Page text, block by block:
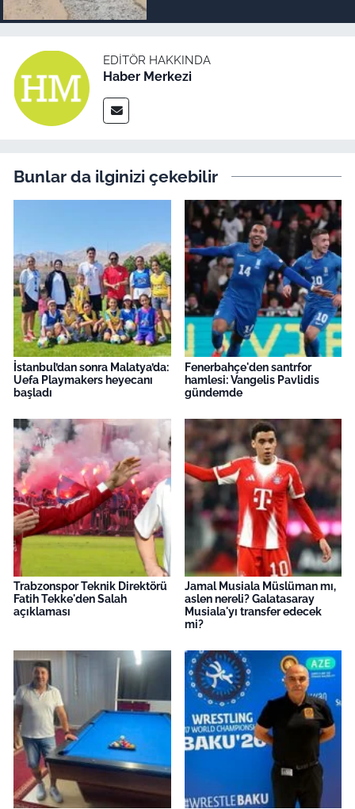
EDITÖR HAKKINDA
Haber Merkezi
Bunlar da ilginizi çekebilir
İstanbul’dan sonra Malatya’da:
Uefa Playmakers heyecanı
başladı
Fenerbahçe'den santrfor
hamlesi: Vangelis Pavlidis
gündemde
Trabzonspor Teknik Direktörü
Fatih Tekke'den Salah
açıklaması
Jamal Musiala Müslüman mı,
aslen nereli? Galatasaray
Musiala'yı transfer edecek
mi?